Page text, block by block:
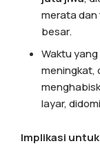
merata
besar.
Waktu
meningkat,
layar,
Implikasi